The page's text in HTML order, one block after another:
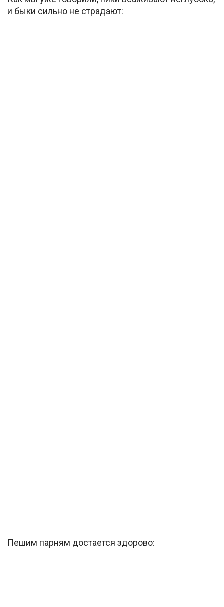
и быки сильно не страдают:
Пешим парням достается здорово: